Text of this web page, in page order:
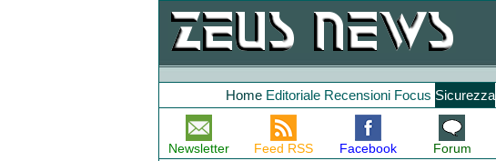
Home Editoriale Recensioni Focus Sicurezza
Newsletter Feed RSS Facebook Forum